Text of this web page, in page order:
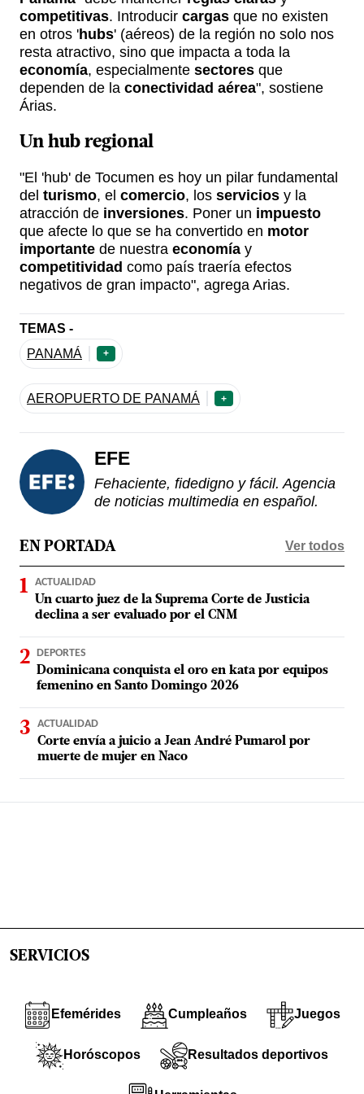
competitivas. Introducir cargas que no existen
en otros 'hubs' (aéreos) de la región no solo nos
resta atractivo, sino que impacta a toda la
economía, especialmente sectores que
dependen de la conectividad aérea", sostiene
Árias.
Un hub regional
"El 'hub' de Tocumen es hoy un pilar fundamental
del turismo, el comercio, los servicios y la
atracción de inversiones. Poner un impuesto
que afecte lo que se ha convertido en motor
importante de nuestra economía y
competitividad como país traería efectos
negativos de gran impacto", agrega Arias.
TEMAS -
PANAMÁ
+
AEROPUERTO DE PANAMÁ +
EFE
Fehaciente, fidedigno y fácil. Agencia
de noticias multimedia en español.
EN PORTADA Ver todos
ACTUALIDAD
Un cuarto juez de la Suprema Corte de Justicia
declina a ser evaluado por el CNM
DEPORTES
Dominicana conquista el oro en kata por equipos
femenino en Santo Domingo 2026
ACTUALIDAD
Corte envía a juicio a Jean André Pumarol por
muerte de mujer en Naco
SERVICIOS
Efemérides Cumpleaños Juegos
Horóscopos Resultados deportivos